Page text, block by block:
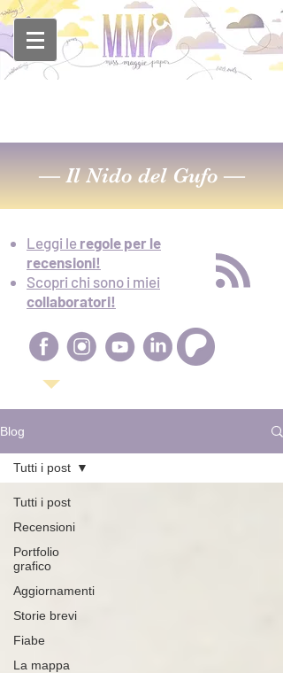
— Il Nido del Gufo —
Leggi le regole per le
recensioni!
Scopri chi sono i miei
collaboratori!
Blog
Tutti i post
Recensioni
Portfolio
grafico
Aggiornamenti
Storie brevi
Fiabe
La mappa
Tutti i post